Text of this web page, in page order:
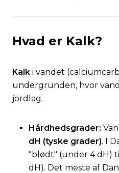
Hvad er Kalk?
Kalk i vandet (
undergrunden, hvor
jordlag.
Hårdhedsgrader:
dH (tyske grader). I
"blødt" (under 4 dH)
dH). Det meste af